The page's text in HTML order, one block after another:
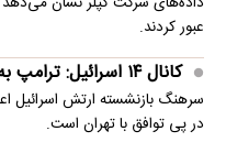
عبور کردند.
کانال ۱۴ اسرائیل: ترامپ به سمت توافق با ایران می‌رود
سرهنگ بازنشسته ارتش اسرائیل
در پی توافق با تهران است.